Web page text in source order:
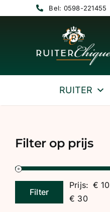
Bel: 0598-221455
RUITER
Filter op prijs
Min.
Max.
Filter
Prijs: € 10
€ 30